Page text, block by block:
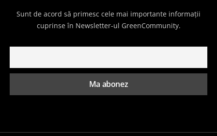
Sunt de acord să primesc cele mai importante informații
cuprinse în Newsletter-ul GreenCommunity.